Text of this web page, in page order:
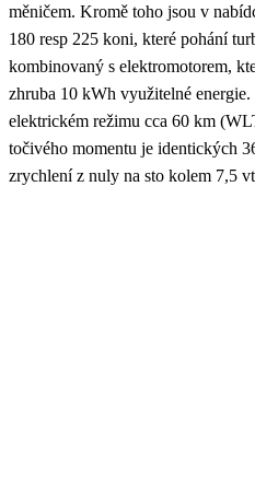
měničem. Kromě toho jsou v
180 resp 225 koni, které pohání
kombinovaný s elektromotorem,
zhruba 10 kWh využitelné
elektrickém režimu cca 60 km
točivého momentu je identických
zrychlení z nuly na sto kolem 7,5